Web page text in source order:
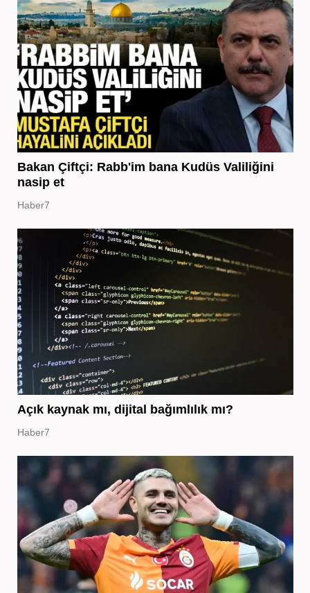
Bakan Çiftçi: Rabb'im bana Kudüs Valiliğini
nasip et
Haber7
Açık kaynak mı, dijital bağımlılık mı?
Haber7